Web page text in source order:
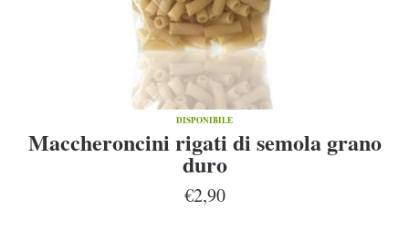
DISPONIBILE
Maccheroncini rigati di semola grano
duro
€2,90